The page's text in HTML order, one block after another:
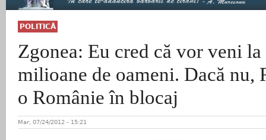
POLITICĂ
Zgonea: Eu cred că vor veni
milioane de oameni. Dacă nu,
o Românie în blocaj
Mar, 07/24/2012 - 15:21